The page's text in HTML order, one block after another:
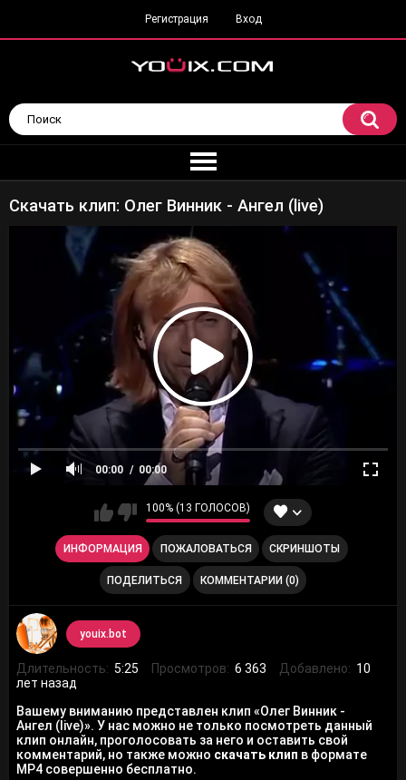
Регистрация Вход
Скачать клип: Олег Винник - Ангел (live)
00:00 00:00
100% (13 ГОЛОСОВ)
ИНФОРМАЦИЯ ПОЖАЛОВАТЬСЯ СКРИНШОТЫ
ПОДЕЛИТЬСЯ КОММЕНТАРИИ (0)
youix.bot
Длительность: 5:25 Просмотров: 6 363 Добавлено: 10
лет назад
Вашему вниманию представлен клип «Олег Винник -
Ангел (live)». У нас можно не только посмотреть данный
клип онлайн, проголосовать за него и оставить свой
комментарий, но также можно скачать клип в формате
MP4 совершенно бесплатно.